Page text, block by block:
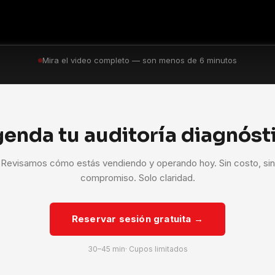
Mira el video completo — son menos de 6 minutos
tu auditoría
Revisamos cómo estás vendiendo y operando hoy. Sin costo, sin
compromiso. Solo claridad.
Reservar sesión gratuita →
30–45 min· Cupos limitados